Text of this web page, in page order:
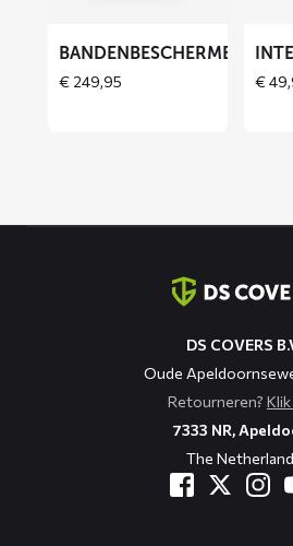
BANDENBESCHERMERS
€ 249,95 €
DS COVERS
Oude
Retourneren?
7333 NR,
The